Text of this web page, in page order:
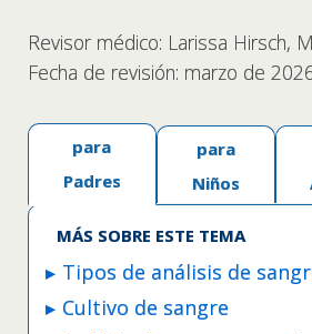
Revisor médico: Larissa Hirsch,
Fecha de revisión: marzo de
para
Niños
para
Padres
MÁS SOBRE ESTE TEMA
Tipos de análisis de
Cultivo de sangre